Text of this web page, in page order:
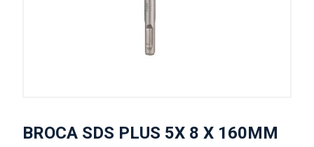
BROCA SDS PLUS 5X 8 X 160MM